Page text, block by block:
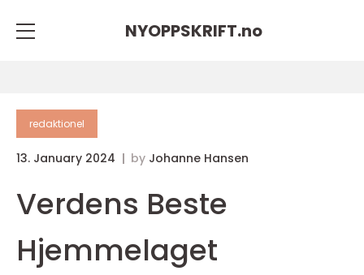
NYOPPSKRIFT.no
redaktionel
13. January 2024 by Johanne Hansen
Verdens Beste
Hjemmelaget